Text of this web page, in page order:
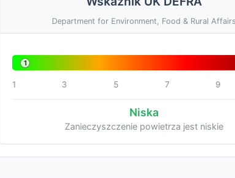
Department for Environment, Food & Rural
1
1 3 5 7 9
Niska
Zanieczyszczenie powietrza jest niskie